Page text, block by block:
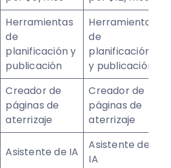
Herramientas
de
planificación y
publicación
Herramientas
de
planificación
y publicación
Creador de
páginas de
aterrizaje
Creador de
páginas de
aterrizaje
Asistente de IA
Asistente de
IA